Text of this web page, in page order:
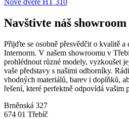
Navštivte náš showroom
Přijďte se osobně přesvědčit o kvalitě a
Internorm. V našem showroomu v
prohlédnout různé modely, vyzkoušet
vaše představy s našimi odborníky.
vhodných materiálů, barev i doplňků,
řešení, které perfektně odpovídá vašim
Brněnská 327
674 01 Třebíč